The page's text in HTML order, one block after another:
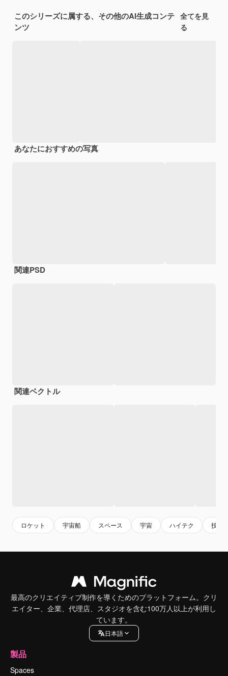
このシリーズに属する、その他のAI生成コンテ
ンツ
全てを見
る
あなたにおすすめの写真
関連PSD
関連ベクトル
ロケット 宇宙船 スペース 宇宙 ハイテク 技術
最高のクリエイティブ制作を導くためのプラットフォーム。クリ
エイター、企業、代理店、スタジオを含む100万人以上が利用し
ています。
日本語
製品
Spaces